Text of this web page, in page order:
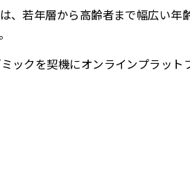
、若年層から高齢者まで幅広い年
ックを契機にオンラインプラット